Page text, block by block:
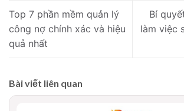
Top 7 phần mềm quản lý
công nợ chính xác và hiệu
quả nhất
Bí
làm việc
Bài viết liên quan